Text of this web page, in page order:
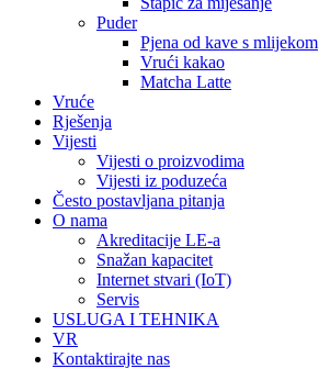
Puder
Pjena od kave s mlijekom
Vrući kakao
Matcha Latte
Vruće
Rješenja
Vijesti
Vijesti o proizvodima
Vijesti iz poduzeća
Često postavljana pitanja
O nama
Akreditacije LE-a
Snažan kapacitet
Internet stvari (IoT)
Servis
USLUGA I TEHNIKA
VR
Kontaktirajte nas